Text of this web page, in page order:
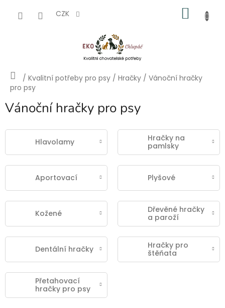
CZK
Domů
/ Kvalitní potřeby pro psy / Hračky / Vánoční hračky
pro psy
Vánoční hračky pro psy
Hlavolamy
Hračky na
pamlsky
Aportovací Plyšové
Kožené
Dřevěné hračky
a paroží
Dentální hračky
Hračky pro
štěňata
Přetahovací
hračky pro psy